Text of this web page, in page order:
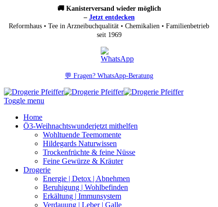
🚚 Kanisterversand wieder möglich
– Jetzt entdecken
Reformhaus • Tee in Arzneibuchqualität • Chemikalien • Familienbetrieb
seit 1969
💬 Fragen? WhatsApp-Beratung
Toggle menu
Home
Ö3-Weihnachtswunderjetzt mithelfen
Wohltuende Teemomente
Hildegards Naturwissen
Trockenfrüchte & feine Nüsse
Feine Gewürze & Kräuter
Drogerie
Energie | Detox | Abnehmen
Beruhigung | Wohlbefinden
Erkältung | Immunsystem
Verdauung | Leber | Galle